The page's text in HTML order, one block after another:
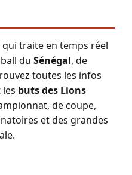
traite en temps réel
du Sénégal, de
toutes les infos
buts des Lions
de coupe,
et des grandes